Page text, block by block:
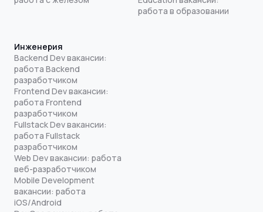
работа в образовании
Инженерия
Backend Dev вакансии:
работа Backend
разработчиком
Frontend Dev вакансии:
работа Frontend
разработчиком
Fullstack Dev вакансии:
работа Fullstack
разработчиком
Web Dev вакансии: работа
веб-разработчиком
Mobile Development
вакансии: работа
iOS/Android